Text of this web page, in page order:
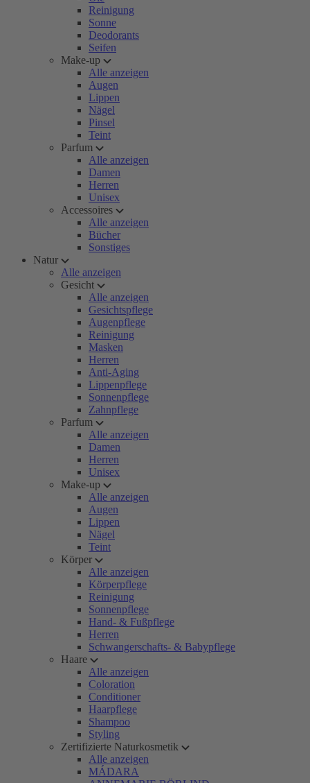
Reinigung
Sonne
Deodorants
Seifen
Make-up
Alle anzeigen
Augen
Lippen
Nägel
Pinsel
Teint
Parfum
Alle anzeigen
Damen
Herren
Unisex
Accessoires
Alle anzeigen
Bücher
Sonstiges
Natur
Alle anzeigen
Gesicht
Alle anzeigen
Gesichtspflege
Augenpflege
Reinigung
Masken
Herren
Anti-Aging
Lippenpflege
Sonnenpflege
Zahnpflege
Parfum
Alle anzeigen
Damen
Herren
Unisex
Make-up
Alle anzeigen
Augen
Lippen
Nägel
Teint
Körper
Alle anzeigen
Körperpflege
Reinigung
Sonnenpflege
Hand- & Fußpflege
Herren
Schwangerschafts- & Babypflege
Haare
Alle anzeigen
Coloration
Conditioner
Haarpflege
Shampoo
Styling
Zertifizierte Naturkosmetik
Alle anzeigen
MÁDARA